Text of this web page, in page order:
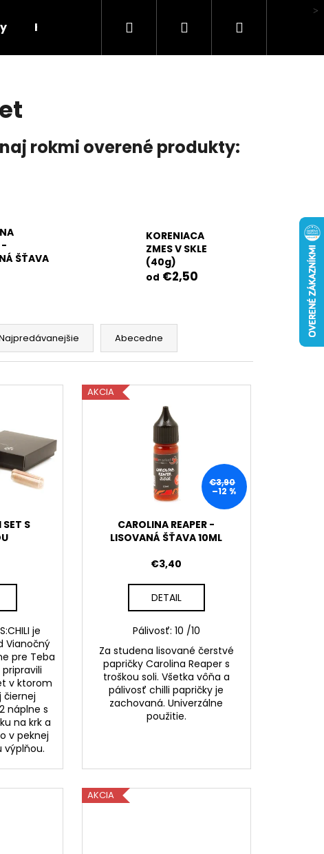
Hodnotenie obchoduHľadať PrihlásenieNákupný
rokmi overené produkty:
-
ŠŤAVA
KORENIACA
ZMES V SKLE
(40g)
od €2,50
Abecedne
SET S
je
Vianočný
pre Teba
v ktorom
čiernej
náplne s
na krk a
v peknej
výplňou.
AKCIA
€3,90
–12 %
CAROLINA REAPER -
LISOVANÁ ŠŤAVA 10ML
€3,40
DETAIL
Pálivosť: 10 /10
Za studena lisované čerstvé
papričky Carolina Reaper s
troškou soli. Všetka vôňa a
pálivosť chilli papričky je
zachovaná. Univerzálne
použitie.
AKCIA